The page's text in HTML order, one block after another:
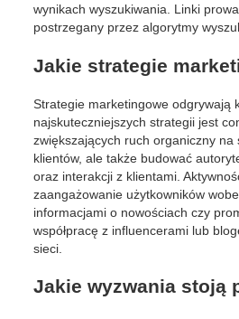
wynikach wyszukiwania. Linki
postrzegany przez algorytmy
Jakie strategie
Strategie marketingowe odgrywają
najskuteczniejszych strategii jest
zwiększających ruch organiczny
klientów, ale także budować
oraz interakcji z klientami.
zaangażowanie użytkowników
informacjami o nowościach czy
współpracę z influencerami lub
sieci.
Jakie wyzwania stoją